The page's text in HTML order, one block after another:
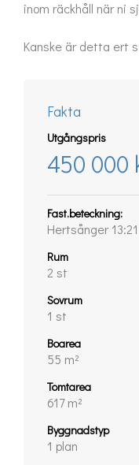
inom räckhåll när ni
Kanske är detta ert
Fakta
Utgångspris
450 000
Fast.beteckning:
Hertsånger 13:21
Rum
2 st
Sovrum
1 st
Boarea
55 m²
Tomtarea
617 m²
Byggnadstyp
1 plan